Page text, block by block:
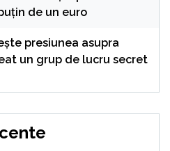
de un euro
presiunea asupra
un grup de lucru secret